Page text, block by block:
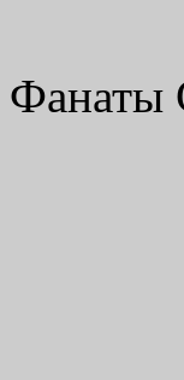
Фанаты